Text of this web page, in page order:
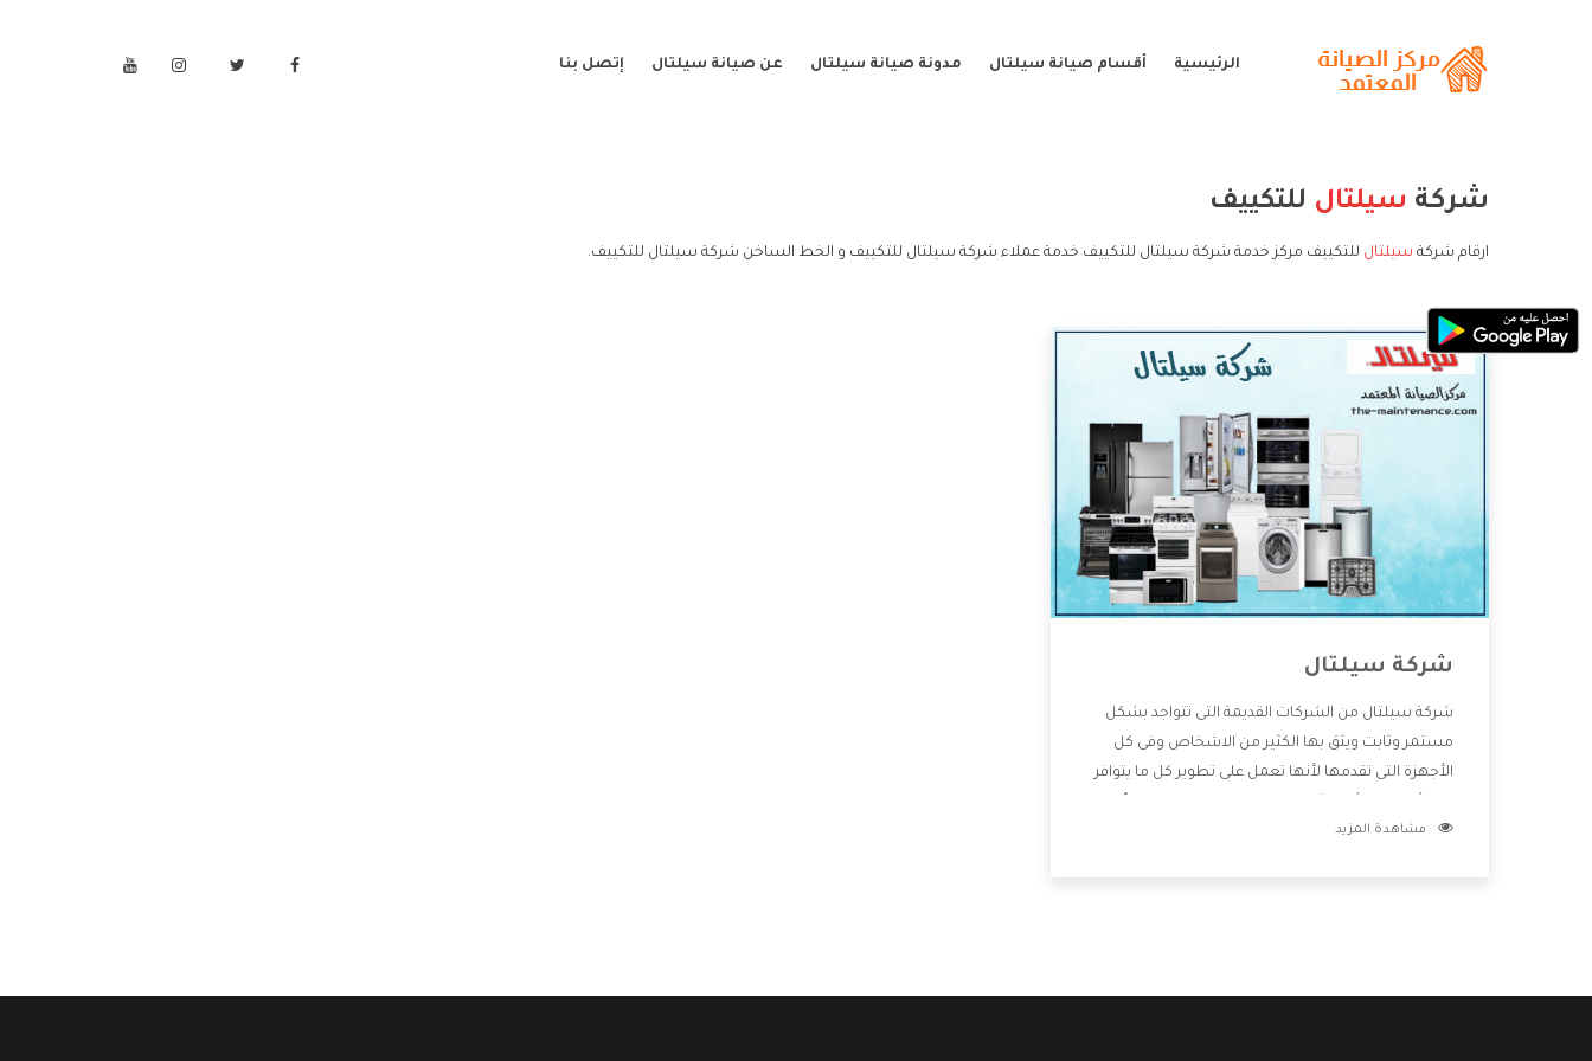
الرئيسية أقسام صيانة سيلتال مدونة صيانة سيلتال عن صيانة سيلتال إتصل بنا
شركة سيلتال للتكييف
ارقام شركة سيلتال للتكييف مركز خدمة شركة سيلتال للتكييف خدمة عملاء شركة سيلتال للتكييف و الخط الساخن شركة سيلتال للتكييف.
شركة سيلتال
شركة سيلتال من الشركات القديمة التى تتواجد بشكل
مستمر وثابت ويثق بها الكثير من الاشخاص وفى كل
الأجهزة التى تقدمها لأنها تعمل على تطوير كل ما يتوافر
خدمات ما بعد البيع مع المنتجات وتقدم للعملاء أقوى
مشاهدة المزيد